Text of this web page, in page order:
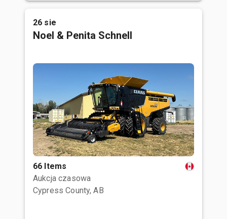
26 sie
Noel & Penita Schnell
66 Items
Aukcja czasowa
Cypress County, AB